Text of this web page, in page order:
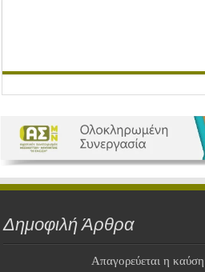
Δημοφιλή Άρθρα
Απαγορεύεται η